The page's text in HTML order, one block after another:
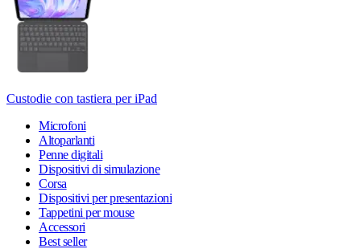
Custodie con tastiera per iPad
Microfoni
Altoparlanti
Penne digitali
Dispositivi di simulazione
Corsa
Dispositivi per presentazioni
Tappetini per mouse
Accessori
Best seller